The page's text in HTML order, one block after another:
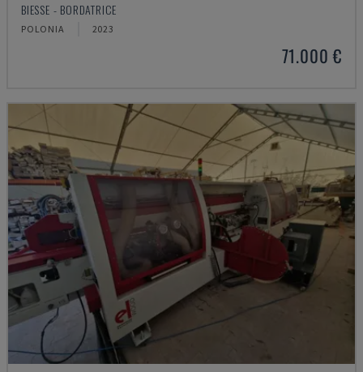
BIESSE - BORDATRICE
POLONIA 2023
71.000 €